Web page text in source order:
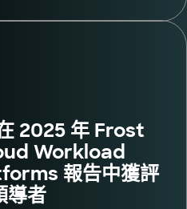
2025 年 Frost
Workload
報告中獲評
導者